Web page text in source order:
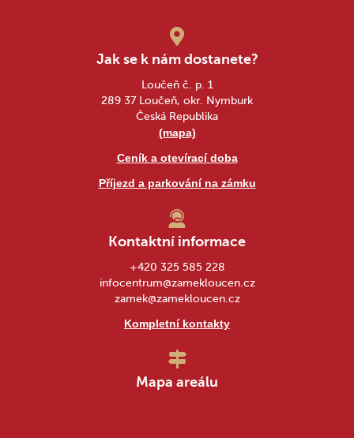
Jak se k nám dostanete?
Loučeň č. p. 1
289 37 Loučeň, okr. Nymburk
Česká Republika
(mapa)
Ceník a otevírací doba
Příjezd a parkování na zámku
Kontaktní informace
+420 325 585 228
infocentrum@zamekloucen.cz
zamek@zamekloucen.cz
Kompletní kontakty
Mapa areálu